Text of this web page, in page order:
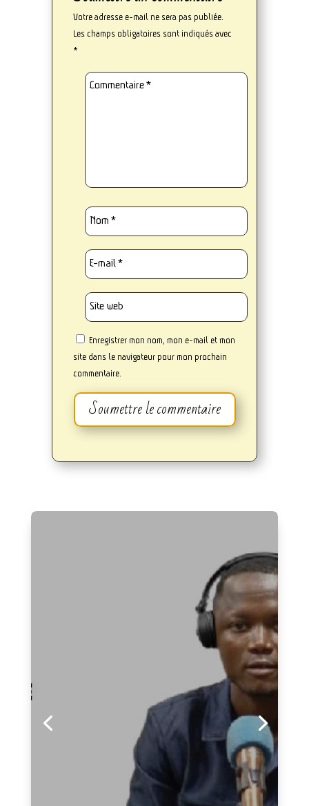
Votre adresse e-mail ne sera pas publiée.
Les champs obligatoires sont indiqués avec
*
Enregistrer mon nom, mon e-mail et mon
site dans le navigateur pour mon prochain
commentaire.
Soumettre le commentaire